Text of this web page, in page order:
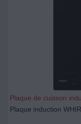
Plaque de cuisson
Plaque induction